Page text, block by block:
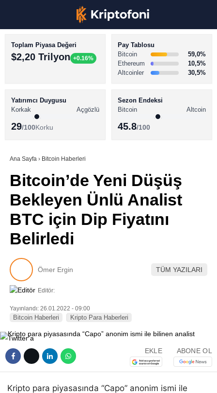
Youtube
TikTok
BİTCOİN HABERLERİ
ALTCOİN HABERLERİ
SÖZLÜK
Toplam Piyasa Değeri
$2,20 Trilyon +0.16%
Pay Tablosu
Bitcoin
59,0%
Ethereum
10,5%
Altcoinler
30,5%
Yatırımcı Duygusu
Korkak
Açgözlü
29/100Korku
Sezon Endeksi
Bitcoin
Altcoin
45.8/100
Ana Sayfa › Bitcoin Haberleri
Bitcoin’de Yeni Düşüş
Bekleyen Ünlü Analist
BTC için Dip Fiyatını
Belirledi
Ömer Ergin TÜM YAZILARI
Editör:
Yayınlandı: 26.01.2022 - 09:00
Bitcoin Haberleri Kripto Para Haberleri
EKLE ABONE OL
Kripto para piyasasında “Capo” anonim ismi ile